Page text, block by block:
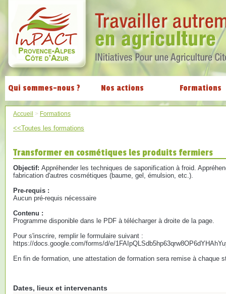
Qui sommes-nous ? Nos actions Formations
Accueil > Formations
<<Toutes les formations
Transformer en cosmétiques les produits fermiers
Objectif: Appréhender les techniques de saponification à froid.
fabrication d'autres cosmétiques (baume, gel, émulsion, etc.).
Pre-requis :
Aucun pré-requis nécessaire
Contenu :
Programme disponible dans le PDF à télécharger à droite de la page.
Pour s'inscrire, remplir le formulaire suivant :
https://docs.google.com/forms/d/e/
En fin de formation, une attestation de formation sera remise à chaque
Dates, lieux et intervenants